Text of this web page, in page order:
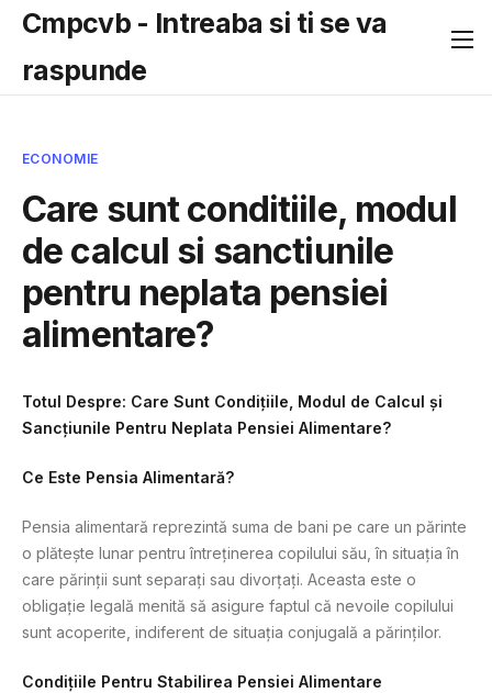
Cmpcvb - Intreaba si ti se va
raspunde
ECONOMIE
Care sunt conditiile, modul
de calcul si sanctiunile
pentru neplata pensiei
alimentare?
Totul Despre: Care Sunt Condițiile, Modul de Calcul și
Sancțiunile Pentru Neplata Pensiei Alimentare?
Ce Este Pensia Alimentară?
Pensia alimentară reprezintă suma de bani pe care un părinte
o plătește lunar pentru întreținerea copilului său, în situația în
care părinții sunt separați sau divorțați. Aceasta este o
obligație legală menită să asigure faptul că nevoile copilului
sunt acoperite, indiferent de situația conjugală a părinților.
Condițiile Pentru Stabilirea Pensiei Alimentare